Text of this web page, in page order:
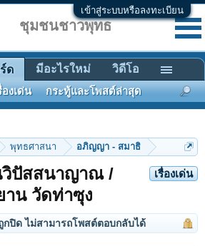
เข้าสู่ระบบหรือลงทะเบียน
พุทธศาสนา อภิญญา - สมาธิ
เรื่องเด่น
วิปัสสนาญาณ /
น วัดท่าซุง
กปิด ไม่สามารถโพสต์ตอบกลับได้
ชุมชนชาวพุทธ
ด
องเด่น กระทู้และโพสต์ล่าสุด
มีอะไรใหม่ วิดีโอ